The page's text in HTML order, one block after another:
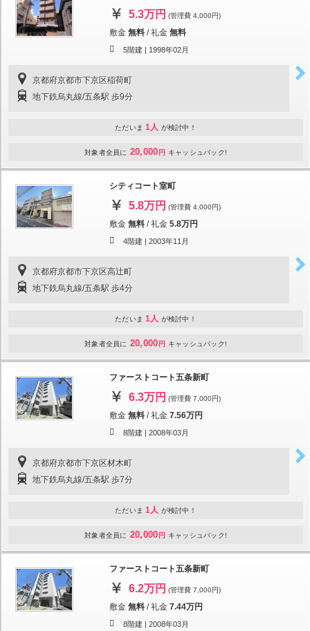
5.3万円 (管理費 4,000円)
敷金 無料 /礼金 無料
5階建 | 1998年02月
京都府京都市下京区稲荷町
地下鉄烏丸線/五条駅 歩9分
ただいま 1人 が検討中！
対象者全員に 20,000 円 キャッシュバック!
シティコート室町
5.8万円 (管理費 4,000円)
敷金 無料 /礼金 5.8万円
4階建 | 2003年11月
京都府京都市下京区高辻町
地下鉄烏丸線/五条駅 歩4分
ただいま 1人 が検討中！
対象者全員に 20,000 円 キャッシュバック!
ファーストコート五条新町
6.3万円 (管理費 7,000円)
敷金 無料 /礼金 7.56万円
8階建 | 2008年03月
京都府京都市下京区材木町
地下鉄烏丸線/五条駅 歩7分
ただいま 1人 が検討中！
対象者全員に 20,000 円 キャッシュバック!
ファーストコート五条新町
6.2万円 (管理費 7,000円)
敷金 無料 /礼金 7.44万円
8階建 | 2008年03月